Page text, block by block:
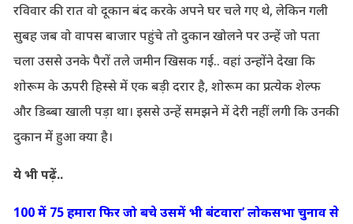
रविवार की रात वो दूकान बंद करके अपने घर चले गए थे, लेकिन गली
सुबह जब वो वापस बाजार पहुंचे तो दुकान खोलने पर उन्हें जो पता
चला उससे उनके पैरों तले जमीन खिसक गई.. वहां उन्होंने देखा कि
शोरूम के ऊपरी हिस्से में एक बड़ी दरार है, शोरूम का प्रत्येक शेल्फ
और डिब्बा खाली पड़ा था। इससे उन्हें समझने में देरी नहीं लगी कि उनकी
दुकान में हुआ क्या है।
ये भी पढ़ें..
100 में 75 हमारा फिर जो बचे उसमें भी बंटवारा’ लोकसभा चुनाव से